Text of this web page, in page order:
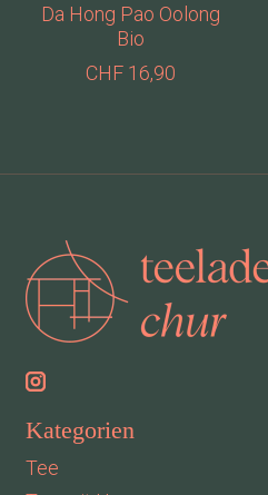
Da Hong Pao Oolong
Bio
CHF 16,90
Kategorien
Tee